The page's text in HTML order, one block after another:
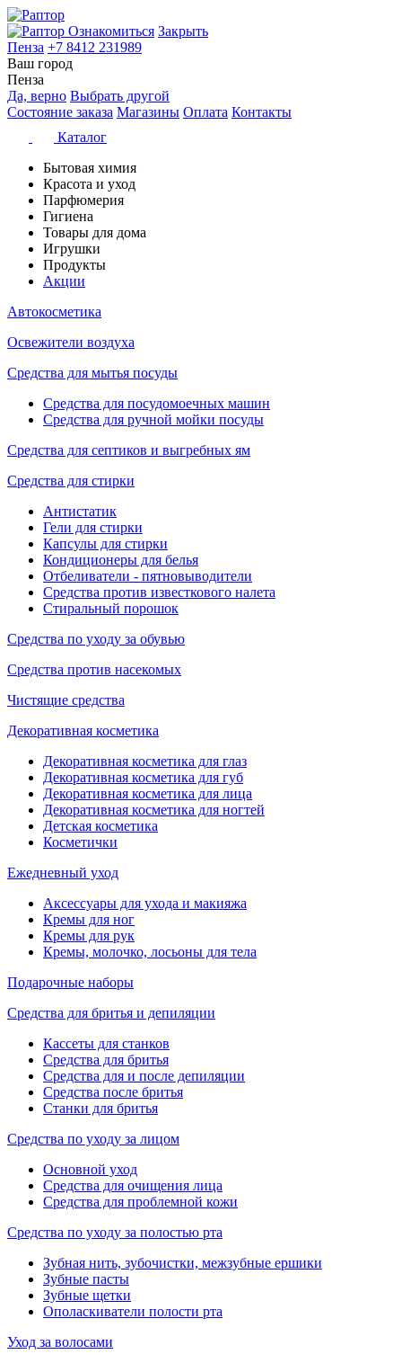
Ознакомиться Закрыть
Пенза +7 8412 231989
Ваш город
Пенза
Да, верно Выбрать другой
Состояние заказа Магазины Оплата Контакты
Каталог
Бытовая химия
Красота и уход
Парфюмерия
Гигиена
Товары для дома
Игрушки
Продукты
Акции
Автокосметика
Освежители воздуха
Средства для мытья посуды
Средства для посудомоечных машин
Средства для ручной мойки посуды
Средства для септиков и выгребных ям
Средства для стирки
Антистатик
Гели для стирки
Капсулы для стирки
Кондиционеры для белья
Отбеливатели - пятновыводители
Средства против известкового налета
Стиральный порошок
Средства по уходу за обувью
Средства против насекомых
Чистящие средства
Декоративная косметика
Декоративная косметика для глаз
Декоративная косметика для губ
Декоративная косметика для лица
Декоративная косметика для ногтей
Детская косметика
Косметички
Ежедневный уход
Аксессуары для ухода и макияжа
Кремы для ног
Кремы для рук
Кремы, молочко, лосьоны для тела
Подарочные наборы
Средства для бритья и депиляции
Кассеты для станков
Средства для бритья
Средства для и после депиляции
Средства после бритья
Станки для бритья
Средства по уходу за лицом
Основной уход
Средства для очищения лица
Средства для проблемной кожи
Средства по уходу за полостью рта
Зубная нить, зубочистки, межзубные ершики
Зубные пасты
Зубные щетки
Ополаскиватели полости рта
Уход за волосами